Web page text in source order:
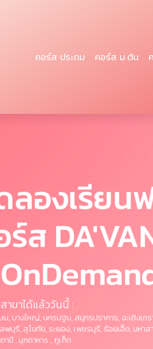
คอร์ส ประถม คอร์ส ม.ต้น
ลองเรียน
ส
าขาได้แล้ววันนี้ :
ม, บางใหญ่, นครปฐม, สมุทรปราการ, ฉะเชิงเทร
พบุรี, สุโขทัย, ระยอง, เพชรบุรี, ร้อยเอ็ด, มหา
านี , มุกดาหาร , ภูเก็ต